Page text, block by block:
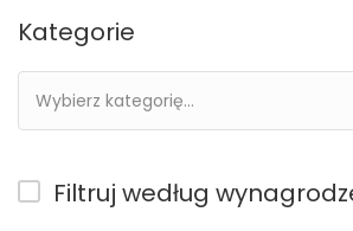
Kategorie
Filtruj według